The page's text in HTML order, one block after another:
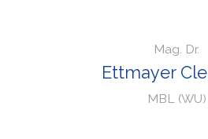
Mag. Dr.
Ettmayer
MBL (WU)